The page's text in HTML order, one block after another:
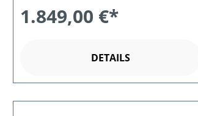
1.849,00 €*
DETAILS